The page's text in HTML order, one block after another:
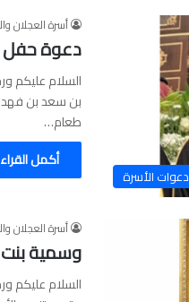
دعوات الأسرة
أسرة العجلان
دعوة حفل
السلام عليكم
بن سعد بن فهد
طعام…
أكمل
أسرة العجلان
وسمية
السلام عليكم